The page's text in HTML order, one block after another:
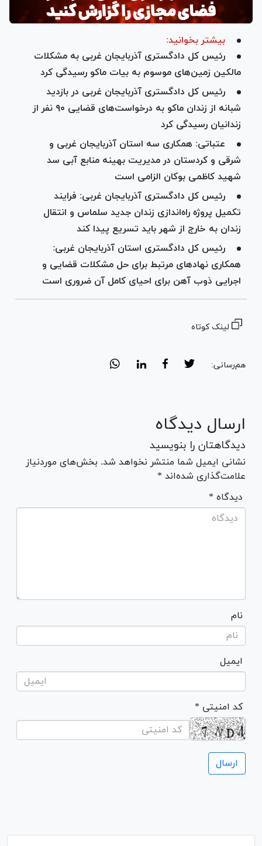
بیشتر بخوانید:
رئیس کل دادگستری آذربایجان غربی به مشکلات
مالکین زمین‌های موسوم به بیات ماکو رسیدگی کرد
رئیس کل دادگستری آذربایجان غربی در بازدید
شبانه از زندان ماکو به درخواست‌های قضایی ۹۰ نفر از
زندانیان رسیدگی کرد
عتباتی: همکاری سه استان آذربایجان غربی و
شرقی و کردستان در مدیریت بهینه منابع آبی سد
شهید کاظمی بوکان الزامی است
رئیس کل دادگستری آذربایجان غربی: فرایند
تکمیل پروژه راه‌اندازی زندان جدید سلماس و انتقال
زندان به خارج از شهر باید تسریع پیدا کند
رئیس کل دادگستری استان آذربایجان غربی:
همکاری نهاد‌های مرتبط برای حل مشکلات قضایی و
اجرایی ذوب آهن برای احیای کامل آن ضروری است
لینک کوتاه
هم‌رسانی:
ارسال دیدگاه
دیدگاهتان را بنویسید
نشانی ایمیل شما منتشر نخواهد شد. بخش‌های موردنیاز
علامت‌گذاری شده‌اند *
* دیدگاه
نام
ایمیل
* کد امنیتی